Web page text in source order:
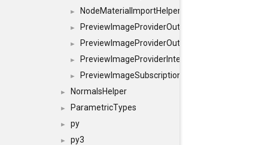
► NodeMaterialImportHelperInterface
► PreviewImageProviderOutputImage
► PreviewImageProviderOutput
► PreviewImageProviderInterface
► PreviewImageSubscriptionInterface
► NormalsHelper
► ParametricTypes
► py
► py3